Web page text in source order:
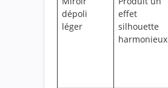
dépoli
léger
effet
silhouette
harmonieux